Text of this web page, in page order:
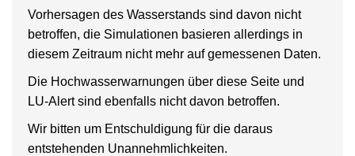
Vorhersagen des Wasserstands sind davon nicht
betroffen, die Simulationen basieren allerdings in
diesem Zeitraum nicht mehr auf gemessenen Daten.
Die Hochwasserwarnungen über diese Seite und
LU-Alert sind ebenfalls nicht davon betroffen.
Wir bitten um Entschuldigung für die daraus
entstehenden Unannehmlichkeiten.